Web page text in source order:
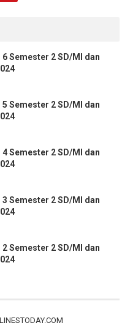
Semester 2 SD/MI dan
Semester 2 SD/MI dan
Semester 2 SD/MI dan
Semester 2 SD/MI dan
Semester 2 SD/MI dan